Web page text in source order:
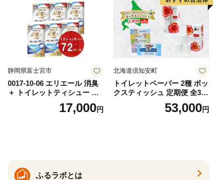
道 倶知安町 日用品
静岡県富士宮市
0017-10-06 エリエール 消臭
＋ トイレットティシュー し
っかり香るフレッシュクリア
の香り ダブル 12ロール×6パ
17,000円
北海道倶知安町
トイレットペーパー 2種 ボッ
クスティッシュ 定期便 全3
回 日本製 まとめ買い 防災
常備品 日用雑貨 消耗品 生活
53,000円
ふるラボとは